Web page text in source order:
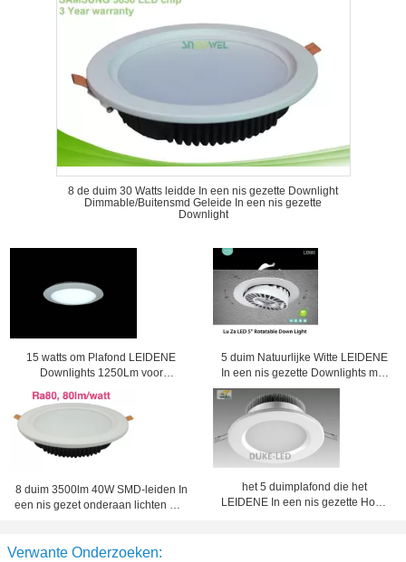
8 de duim 30 Watts leidde In een nis gezette Downlight
Dimmable/Buitensmd Geleide In een nis gezette
Downlight
15 watts om Plafond LEIDENE
Downlights 1250Lm voor
Hotelverlichting
5 duim Natuurlijke Witte LEIDENE
In een nis gezette Downlights met
Energie - besparing
8 duim 3500lm 40W SMD-leiden In
een nis gezet onderaan lichten met
het 5 duimplafond die het
LEIDENE In een nis gezette Hoge
Verwante Onderzoeken: